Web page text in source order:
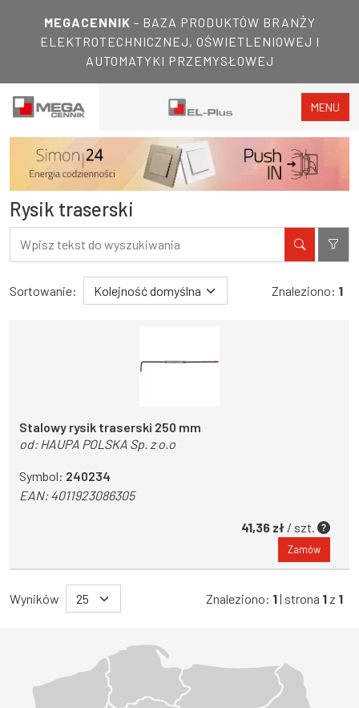
MEGACENNIK - BAZA PRODUKTÓW BRANŻY
ELEKTROTECHNICZNEJ, OŚWIETLENIOWEJ I
AUTOMATYKI PRZEMYSŁOWEJ
MENU
Rysik traserski
Filtry
Wyniki wyszukiwania
Sortowanie: Znaleziono: 1
Stalowy rysik traserski 250 mm
od: HAUPA POLSKA Sp. z o.o
Symbol: 240234
EAN:4011923086305
41,36 zł / szt.
Zamów
Wyników Znaleziono: 1| strona 1 z 1